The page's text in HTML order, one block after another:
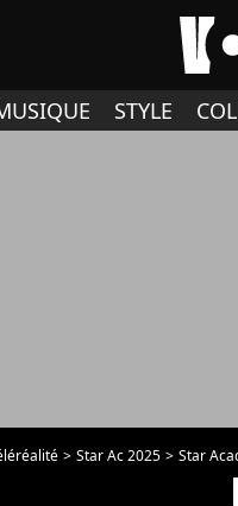
STYLE
Star Ac 2025
Star